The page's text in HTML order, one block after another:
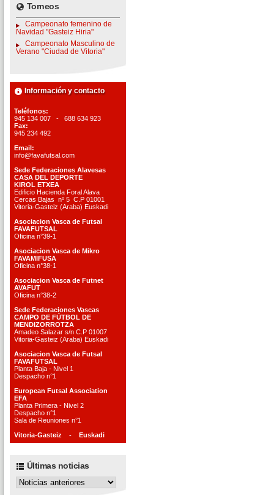
Torneos
Campeonato femenino de
Navidad "Gasteiz Hiria"
Campeonato Masculino de
Verano "Ciudad de Vitoria"
Información y contacto
Teléfonos:
945 134 007 - 688 634 923
Fax:
945 234 492
Email:
info@favafutsal.com
Sede Federaciones Alavesas
CASA DEL DEPORTE
KIROL ETXEA
Edificio Hacienda Foral Alava
Cercas Bajas nº 5 C.P 01001
Vitoria-Gasteiz (Araba) Euskadi
Asociacion Vasca de Futsal
FAVAFUTSAL
Oficina n°39-1
Asociacion Vasca de Mikro
FAVAMIFUSA
Oficina n°38-1
Asociacion Vasca de Futnet
AVAFUT
Oficina n°38-2
Sede Federaciones Vascas
CAMPO DE FÚTBOL DE
MENDIZORROTZA
Amadeo Salazar s/n C.P 01007
Vitoria-Gasteiz (Araba) Euskadi
Asociacion Vasca de Futsal
FAVAFUTSAL
Planta Baja - Nivel 1
Despacho n°1
European Futsal Association
EFA
Planta Primera - Nivel 2
Despacho n°1
Sala de Reuniones n°1
Vitoria-Gasteiz - Euskadi
Últimas noticias